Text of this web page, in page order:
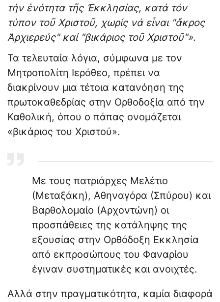
τήν ἑνότητα τῆς Ἐκκλησίας, κατά τόν
τύπον τοῦ Χριστοῦ, χωρίς νά εἶναι "ἄκρος
Ἀρχιερεύς" καί "βικάριος τοῦ Χριστοῦ"».
Τα τελευταία λόγια, σύμφωνα με τον
Μητροπολίτη Ιερόθεο, πρέπει να
διακρίνουν μια τέτοια κατανόηση της
πρωτοκαθεδρίας στην Ορθοδοξία από την
Καθολική, όπου ο πάπας ονομάζεται
«βικάριος του Χριστού».
Με τους πατριάρχες Μελέτιο
(Μεταξάκη), Αθηναγόρα (Σπύρου) και
Βαρθολομαίο (Αρχοντώνη) οι
προσπάθειες της κατάληψης της
εξουσίας στην Ορθόδοξη Εκκλησία
από εκπροσώπους του Φαναρίου
έγιναν συστηματικές και ανοιχτές.
Αλλά στην πραγματικότητα, καμία διαφορά